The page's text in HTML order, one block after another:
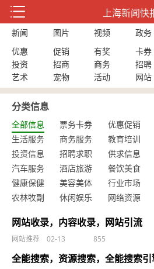
上海新闻快
新闻 图片 视频 政务
优惠
促销 有奖 卡券
投资
招商 商务 招聘
艺术
宠物 活动 网站
分类信息
全部信息 票务卡券 优惠促销
生活服务
商务服务 教育培训
投资信息
招聘求职 供求信息
汽车服务
酒店旅游 餐饮美食
健康保健
美容美体 行业市场
农林牧副
休闲娱乐 网络资源
网站收录，内容收录，网站引流
网站推荐 02-13 855
全能搜索，资源搜索，全能搜索引